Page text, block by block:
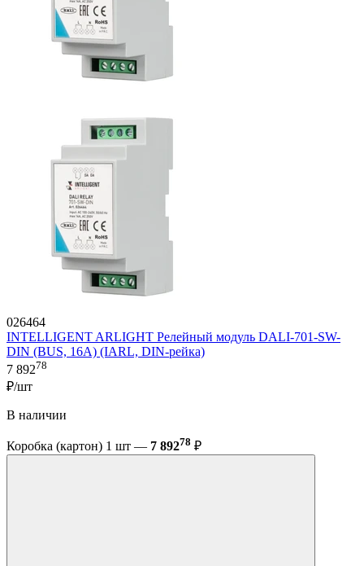
026464
INTELLIGENT ARLIGHT Релейный модуль DALI-701-SW-
DIN (BUS, 16A) (IARL, DIN-рейка)
7 89278
₽/шт
В наличии
Коробка (картон) 1 шт — 7 89278 ₽